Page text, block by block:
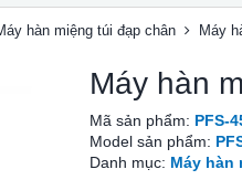
hàn miệng túi đạp chân Máy
Máy hàn
Mã sản phẩm: PFS-
Model sản phẩm:
Danh mục: Máy hàn